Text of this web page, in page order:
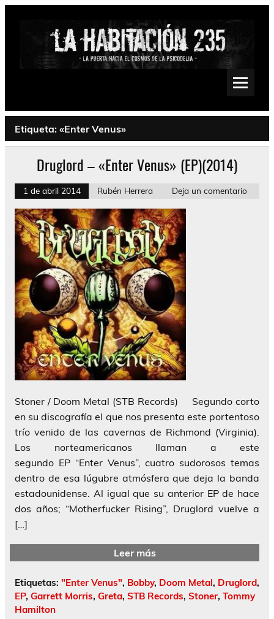
Saltar
Psychedelic, Stoner, Doom, Sludge, Fuzz, Space, Drone
Etiqueta: «Enter Venus»
Druglord – «Enter Venus» (EP)(2014)
1 de abril 2014 Rubén Herrera Deja un comentario
Stoner / Doom Metal (STB Records) Segundo corto
en su discografía el que nos presenta este portentoso
trío venido de las cavernas de Richmond (Virginia).
Los norteamericanos llaman a este
segundo EP “Enter Venus”, cuatro sudorosos temas
dentro de esa lúgubre atmósfera que deja la banda
estadounidense. Al igual que su anterior EP de hace
dos años; “Motherfucker Rising”, Druglord vuelve a
[…]
Leer más
Etiquetas: "Enter Venus", Bobby, Doom Metal, Druglord,
EP, Garrett Morris, Greta, STB Records, Stoner, Tommy
Hamilton